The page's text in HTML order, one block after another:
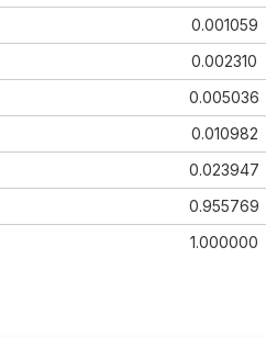
0.001059
0.002310
0.005036
0.010982
0.023947
0.955769
1.000000